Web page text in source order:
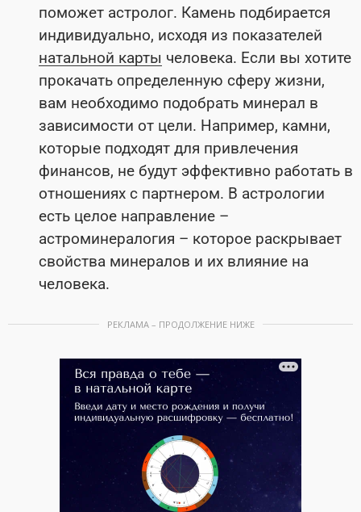
поможет астролог. Камень подбирается
индивидуально, исходя из показателей
натальной карты человека. Если вы хотите
прокачать определенную сферу жизни,
вам необходимо подобрать минерал в
зависимости от цели. Например, камни,
которые подходят для привлечения
финансов, не будут эффективно работать в
отношениях с партнером. В астрологии
есть целое направление –
астроминералогия – которое раскрывает
свойства минералов и их влияние на
человека.
РЕКЛАМА – ПРОДОЛЖЕНИЕ НИЖЕ